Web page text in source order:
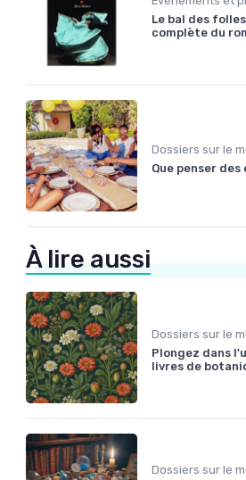
Le bal des
complète du
Que penser
À lire aussi
Plongez dans
livres de